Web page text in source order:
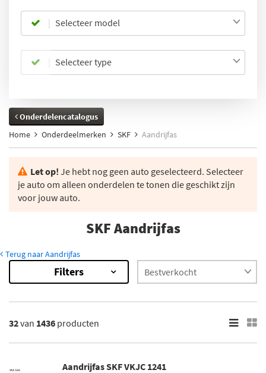
Selecteer model
Selecteer type
Onderdelencatalogus
Home
Onderdeelmerken SKF Aandrijfas
Let op! Je hebt nog geen auto geselecteerd. Selecteer
je auto om alleen onderdelen te tonen die geschikt zijn
voor jouw auto.
SKF Aandrijfas
Terug naar Aandrijfas
Resultaten
×
Op voorraad (825)
Niet op voorraad (611)
Filters
32van 1436 producten
Aandrijfas SKF VKJC 1241